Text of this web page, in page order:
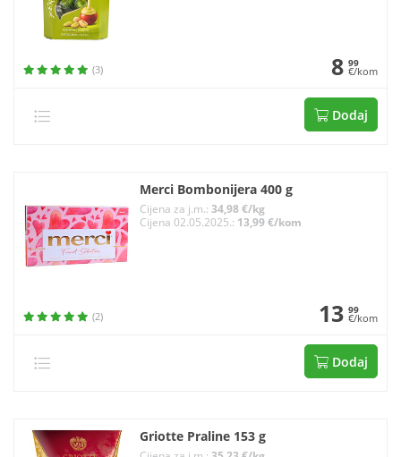
(3) 8 99
€/kom
Dodaj
Merci Bombonijera 400 g
Cijena za j.m.: 34,98 €/kg
Cijena 02.05.2025.: 13,99 €/kom
(2) 13 99
€/kom
Dodaj
Griotte Praline 153 g